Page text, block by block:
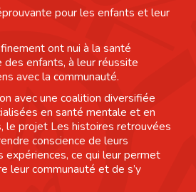
pour les enfants et leur
ont nui à la santé
enfants, à leur réussite
avec la communauté.
avec une coalition diversifiée
en santé mentale et en
le projet Les histoires retrouvées
conscience de leurs
ce qui leur permet
leur communauté et de s’y